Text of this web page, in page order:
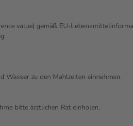
value) gemäß EU-
Wasser zu den Mahlzeiten einnehmen.
bitte ärztlichen Rat einholen.